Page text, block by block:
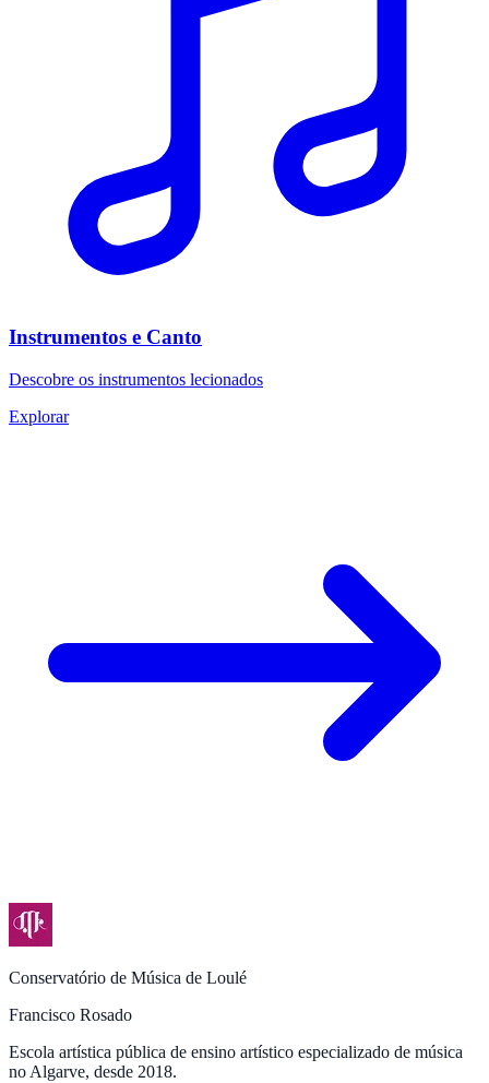
Instrumentos e Canto
Descobre os instrumentos lecionados
Explorar
Conservatório de Música de Loulé
Francisco Rosado
Escola artística pública de ensino artístico especializado de música
no Algarve, desde 2018.